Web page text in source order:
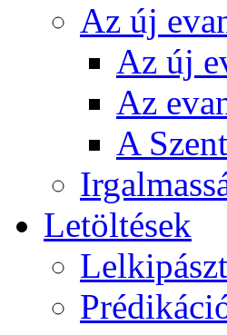
Az új
Az új
Az
A
Letöltések